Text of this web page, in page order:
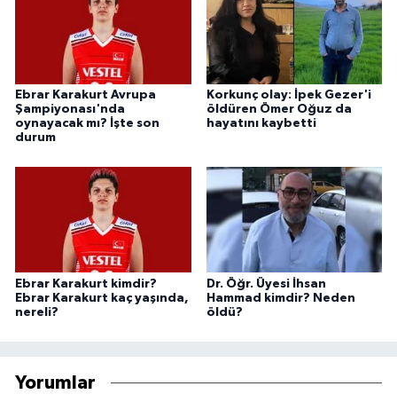
Ebrar Karakurt Avrupa
Şampiyonası'nda
oynayacak mı? İşte son
durum
Korkunç olay: İpek Gezer'i
öldüren Ömer Oğuz da
hayatını kaybetti
Ebrar Karakurt kimdir?
Ebrar Karakurt kaç yaşında,
nereli?
Dr. Öğr. Üyesi İhsan
Hammad kimdir? Neden
öldü?
Yorumlar